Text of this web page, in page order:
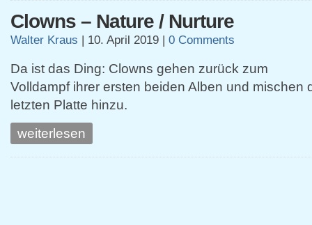
Clowns – Nature / Nurture
Walter Kraus | 10. April 2019 | 0 Comments
Da ist das Ding: Clowns gehen zurück zum
Volldampf ihrer ersten beiden Alben und mischen
letzten Platte hinzu.
weiterlesen